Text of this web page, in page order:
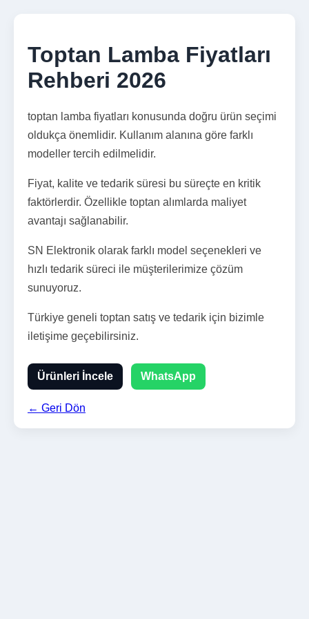
Toptan Lamba Fiyatları
Rehberi 2026
toptan lamba fiyatları konusunda doğru ürün seçimi
oldukça önemlidir. Kullanım alanına göre farklı
modeller tercih edilmelidir.
Fiyat, kalite ve tedarik süresi bu süreçte en kritik
faktörlerdir. Özellikle toptan alımlarda maliyet
avantajı sağlanabilir.
SN Elektronik olarak farklı model seçenekleri ve
hızlı tedarik süreci ile müşterilerimize çözüm
sunuyoruz.
Türkiye geneli toptan satış ve tedarik için bizimle
iletişime geçebilirsiniz.
Ürünleri İncele WhatsApp
← Geri Dön